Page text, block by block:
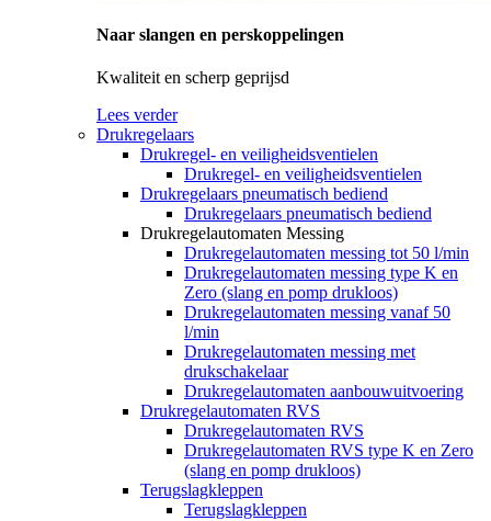
Naar slangen en perskoppelingen
Kwaliteit en scherp geprijsd
Lees verder
Drukregelaars
Drukregel- en veiligheidsventielen
Drukregel- en veiligheidsventielen
Drukregelaars pneumatisch bediend
Drukregelaars pneumatisch bediend
Drukregelautomaten Messing
Drukregelautomaten messing tot 50 l/min
Drukregelautomaten messing type K en
Zero (slang en pomp drukloos)
Drukregelautomaten messing vanaf 50
l/min
Drukregelautomaten messing met
drukschakelaar
Drukregelautomaten aanbouwuitvoering
Drukregelautomaten RVS
Drukregelautomaten RVS
Drukregelautomaten RVS type K en Zero
(slang en pomp drukloos)
Terugslagkleppen
Terugslagkleppen